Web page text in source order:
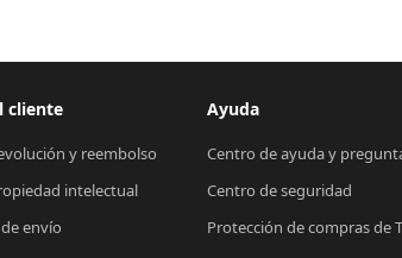
cliente
y reembolso
intelectual
envío
Ayuda
Centro de ayuda y
Centro de seguridad
Protección de compras de